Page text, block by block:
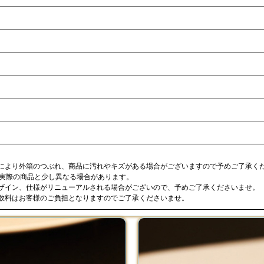
り外箱のつぶれ、商品に汚れやキズがある場合がございますので予めご了承く
の商品と少し異なる場合があります。
ン、仕様がリニューアルされる場合がございので、予めご了承くださいませ。
はお客様のご負担となりますのでご了承くださいませ。